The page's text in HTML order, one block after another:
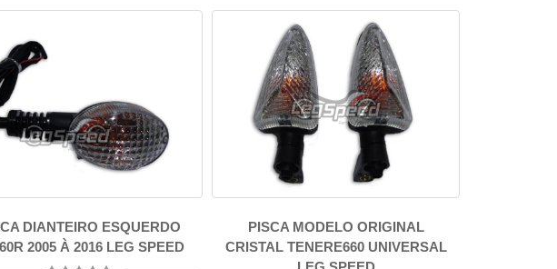
DIANTEIRO ESQUERDO
2005 À 2016 LEG SPEED
PISCA MODELO ORIGINAL
CRISTAL TENERE660 UNIVERSAL